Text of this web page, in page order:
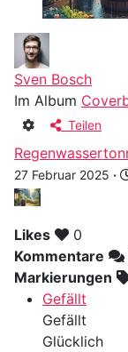
Sven Bosch
Im Album
Teilen
27 Februar 2025 ·
Likes
0
Kommentare
Markierungen
Gefällt
Gefällt
Glücklich